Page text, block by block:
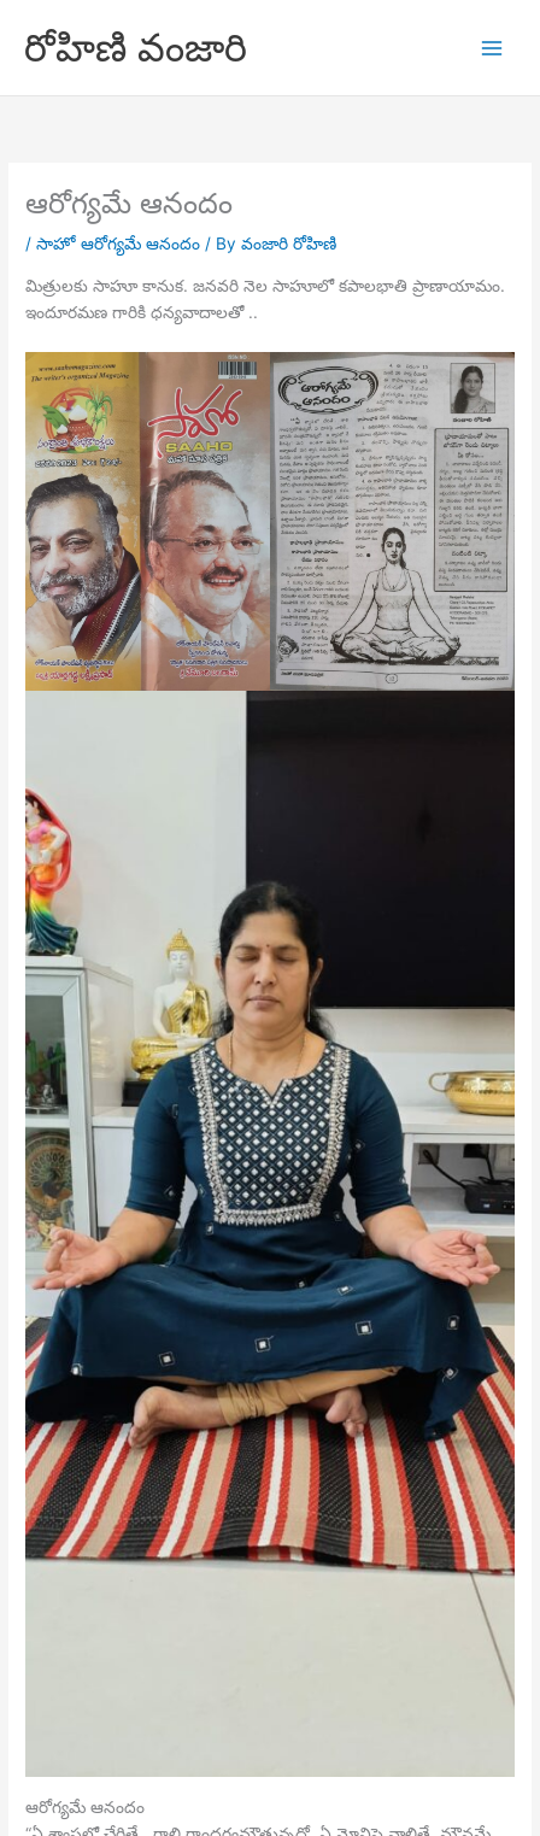
content
రోహిణి వంజారి
ఆరోగ్యమే ఆనందం
/సాహో ఆరోగ్యమే ఆనందం / Byవంజారి రోహిణి
మిత్రులకు సాహూ కానుక. జనవరి నెల సాహూలో కపాలభాతి ప్రాణాయామం.
ఇందూరమణ గారికి ధన్యవాదాలతో ..
ఆరోగ్యమే ఆనందం